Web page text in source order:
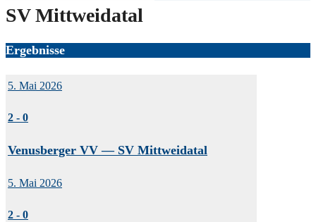
SV Mittweidatal
Ergebnisse
5. Mai 2026
2 - 0
Venusberger VV — SV Mittweidatal
5. Mai 2026
2 - 0